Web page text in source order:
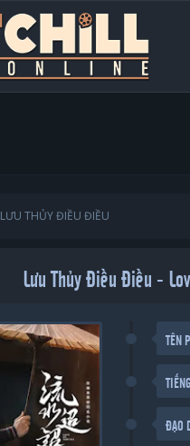
LƯU THỦY ĐIỀU ĐIỀU
Lưu Thủy Điều Điều -
TÊN
ĐẠO